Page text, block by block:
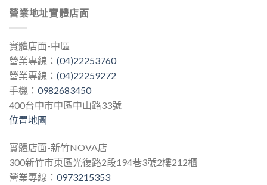
營業地址實體店面
實體店面-中區
營業專線： (04)22253760
營業專線： (04)22259272
手機： 0982683450
400台中市中區中山路33號
位置地圖
實體店面-新竹NOVA店
300新竹市東區光復路2段194巷3號2樓212櫃
營業專線： 0973215353